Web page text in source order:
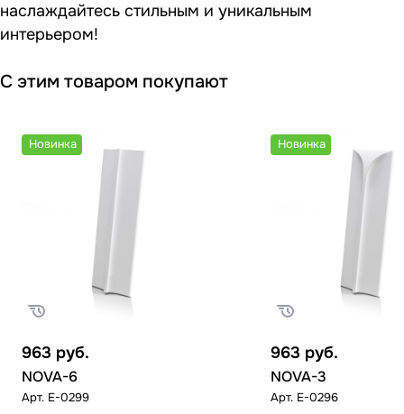
наслаждайтесь стильным и уникальным
интерьером!
С этим товаром покупают
Новинка
963 руб.
NOVA-6
Арт. E-0299
Новинка
963 руб.
NOVA-3
Арт. E-0296